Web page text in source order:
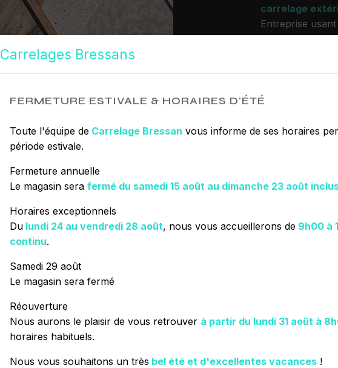
Carrelages Bressans
FERMETURE ESTIVALE & HORAIRES D'ÉTÉ
Toute l'équipe de Carrelage Bressan vous informe de ses horaires
période estivale.
Fermeture annuelle
Le magasin sera fermé du samedi 15 août au dimanche 23 août
Horaires exceptionnels
Du lundi 24 au vendredi 28 août, nous vous accueillerons de 9h00 à
continu.
Samedi 29 août
Le magasin sera fermé
Réouverture
Nous aurons le plaisir de vous retrouver à partir du lundi 31 août à
horaires habituels.
Nous vous souhaitons un très bel été et d'excellentes vacances !
carrelage
Entreprise
nous mettons
sommes à
, nous
les
.
partager avec
Toute notre